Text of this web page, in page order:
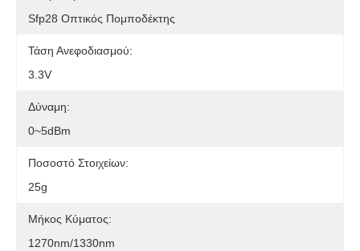
Sfp28 Οπτικός Πομποδέκτης
Τάση Ανεφοδιασμού:
3.3V
Δύναμη:
0~5dBm
Ποσοστό Στοιχείων:
25g
Μήκος Κύματος:
1270nm/1330nm